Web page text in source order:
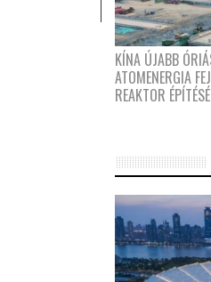
KÍNA ÚJABB
ATOMENERGIA
REAKTOR